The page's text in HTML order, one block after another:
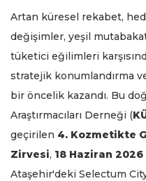
Artan küresel rekabet,
değişimler, yeşil
tüketici eğilimleri
stratejik konumlandırma
bir öncelik kazandı. Bu
Araştırmacıları Derneği (
geçirilen 4. Kozmetikte
Zirvesi, 18 Haziran 2026
Ataşehir'deki Selectum